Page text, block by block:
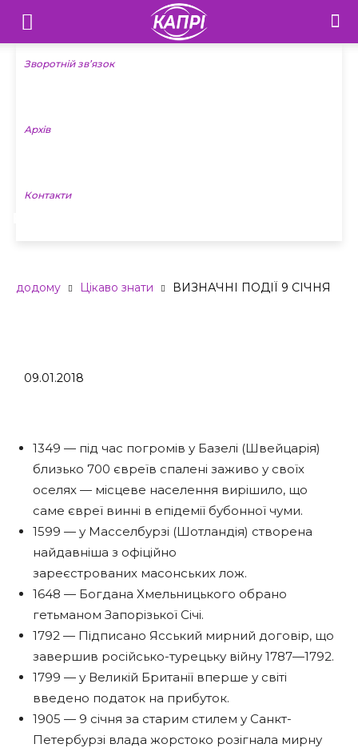
Телебачення
«Капрі»
Новини
Зворотній зв’язок
Архів
Контакти
додому Цікаво знати ВИЗНАЧНІ ПОДІЇ 9 СІЧНЯ
09.01.2018
1349 — під час погромів у Базелі (Швейцарія)
близько 700 євреїв спалені заживо у своїх
оселях — місцеве населення вирішило, що
саме євреї винні в епідемії бубонної чуми.
1599 — у Масселбурзі (Шотландія) створена
найдавніша з офіційно
зареєстрованих масонських лож.
1648 — Богдана Хмельницького обрано
гетьманом Запорізької Січі.
1792 — Підписано Ясський мирний договір, що
завершив російсько-турецьку війну 1787—1792.
1799 — у Великій Британії вперше у світі
введено податок на прибуток.
1905 — 9 січня за старим стилем у Санкт-
Петербурзі влада жорстоко розігнала мирну